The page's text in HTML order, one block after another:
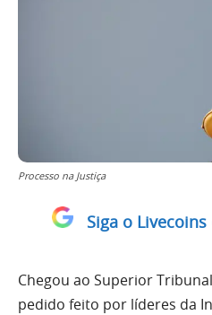
Processo na Justiça
Siga o
Chegou ao Superior Tribunal
pedido feito por líderes da